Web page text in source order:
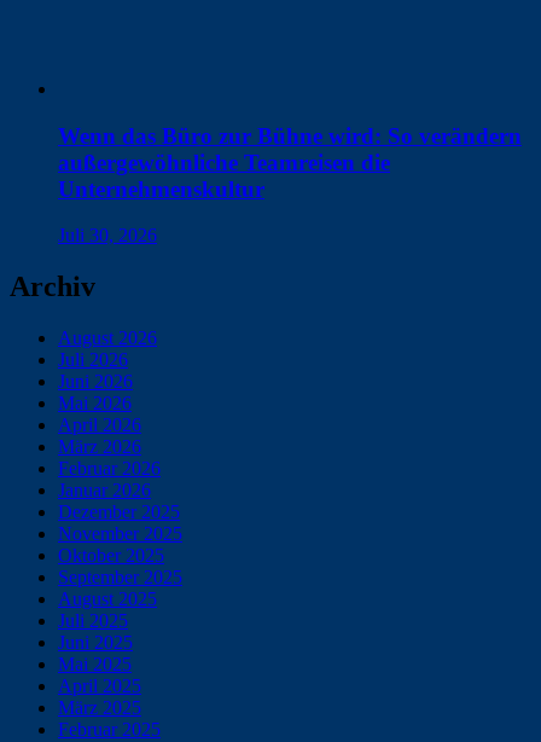
Wenn das Büro zur Bühne wird: So verändern
außergewöhnliche Teamreisen die
Unternehmenskultur
Juli 30, 2026
Archiv
August 2026
Juli 2026
Juni 2026
Mai 2026
April 2026
März 2026
Februar 2026
Januar 2026
Dezember 2025
November 2025
Oktober 2025
September 2025
August 2025
Juli 2025
Juni 2025
Mai 2025
April 2025
März 2025
Februar 2025